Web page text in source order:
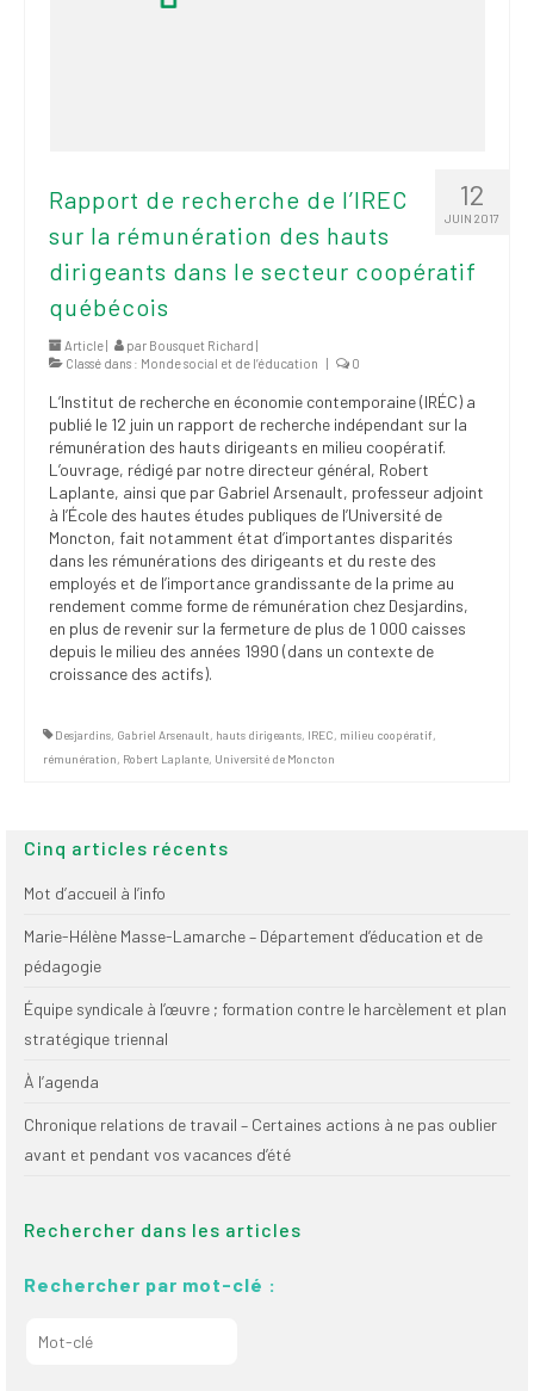
12
JUIN 2017
Rapport de recherche de l’IREC
sur la rémunération des hauts
dirigeants dans le secteur coopératif
québécois
Article | par Bousquet Richard |
Classé dans : Monde social et de l’éducation | 0
L’Institut de recherche en économie contemporaine (IRÉC) a
publié le 12 juin un rapport de recherche indépendant sur la
rémunération des hauts dirigeants en milieu coopératif.
L’ouvrage, rédigé par notre directeur général, Robert
Laplante, ainsi que par Gabriel Arsenault, professeur adjoint
à l’École des hautes études publiques de l’Université de
Moncton, fait notamment état d’importantes disparités
dans les rémunérations des dirigeants et du reste des
employés et de l’importance grandissante de la prime au
rendement comme forme de rémunération chez Desjardins,
en plus de revenir sur la fermeture de plus de 1 000 caisses
depuis le milieu des années 1990 (dans un contexte de
croissance des actifs).
Desjardins, Gabriel Arsenault, hauts dirigeants, IREC, milieu coopératif,
rémunération, Robert Laplante, Université de Moncton
Cinq articles récents
Mot d’accueil à l’info
Marie-Hélène Masse-Lamarche – Département d’éducation et de
pédagogie
Équipe syndicale à l’œuvre ; formation contre le harcèlement et plan
stratégique triennal
À l’agenda
Chronique relations de travail – Certaines actions à ne pas oublier
avant et pendant vos vacances d’été
Rechercher dans les articles
Rechercher par mot-clé :